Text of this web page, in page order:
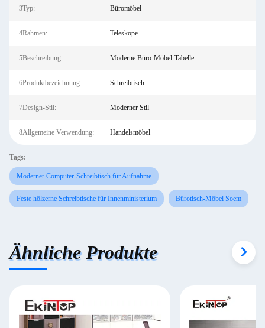
3Typ: Büromöbel
4Rahmen: Teleskope
5Beschreibung: Moderne Büro-Möbel-Tabelle
6Produktbezeichnung: Schreibtisch
7Design-Stil: Moderner Stil
8Allgemeine Verwendung: Handelsmöbel
Tags:
Moderner Computer-Schreibtisch für Aufnahme
Feste hölzerne Schreibtische für Innenministerium Bürotisch-Möbel Soem
Ähnliche Produkte